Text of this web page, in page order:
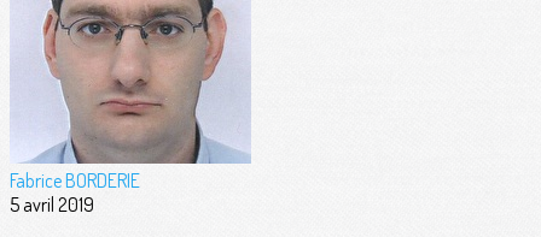
Fabrice BORDERIE
5 avril 2019